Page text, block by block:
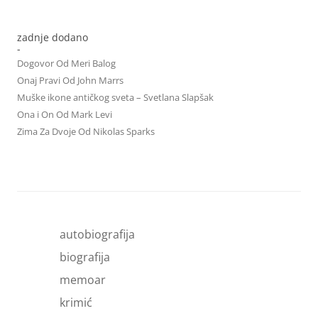
zadnje dodano
-
Dogovor Od Meri Balog
Onaj Pravi Od John Marrs
Muške ikone antičkog sveta – Svetlana Slapšak
Ona i On Od Mark Levi
Zima Za Dvoje Od Nikolas Sparks
autobiografija
biografija
memoar
krimić